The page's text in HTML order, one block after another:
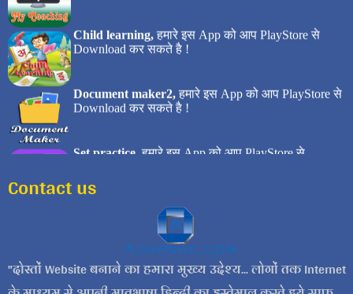
Contact us
दोस्तों Website बनाने का हमारा मुख्य उद्देश्य... लोगों तक Internet